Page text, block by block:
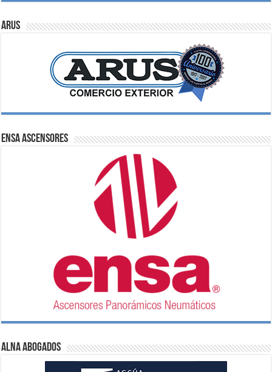
ARUS
ENSA Ascensores
ALNA Abogados